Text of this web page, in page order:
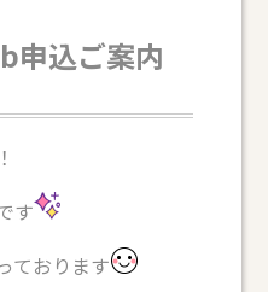
申込ご案内
す
ております